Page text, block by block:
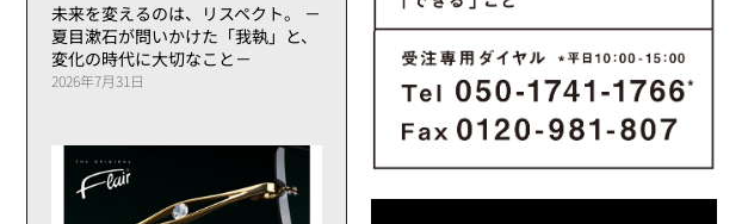
未来を変えるのは、リスペクト。 －
夏目漱石が問いかけた「我執」と、
変化の時代に大切なこと－
2026年7月31日